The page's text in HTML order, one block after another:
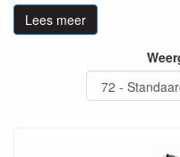
Vanzelfsprekend staan wij
gewooncontact
Lees meer